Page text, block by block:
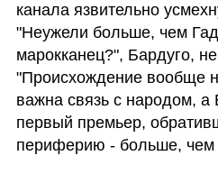
канала язвительно
"Неужели больше, чем
марокканец?", Бардуго,
"Происхождение вообще
важна связь с народом, а
первый премьер,
периферию - больше, чем